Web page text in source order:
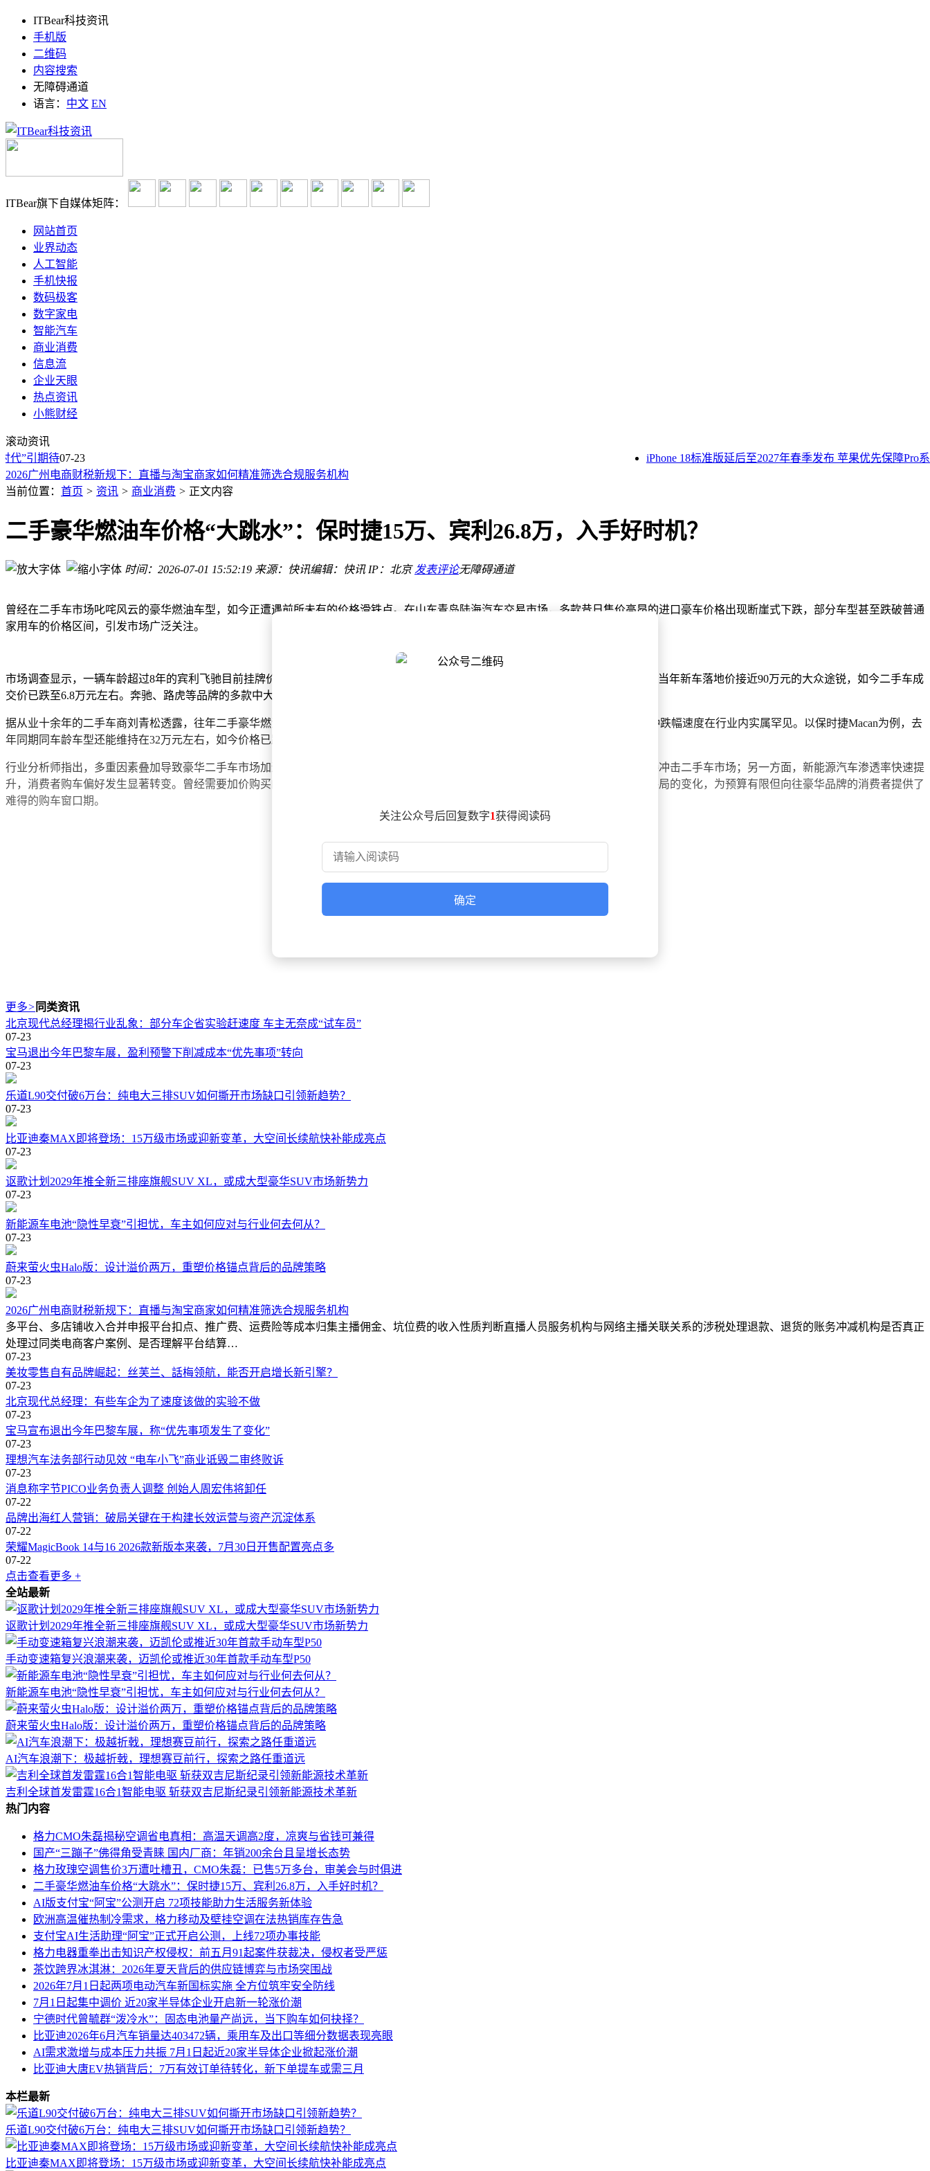
ITBear科技资讯
手机版
二维码
内容搜索
无障碍通道
语言： 中文 EN
ITBear旗下自媒体矩阵：
网站首页
业界动态
人工智能
手机快报
数码极客
数字家电
智能汽车
商业消费
信息流
企业天眼
热点资讯
小熊财经
滚动资讯
”引期待07-23 iPhone 18标准版延后至2027年春季发布 苹果优先保障Pro系
理想汽车法务部行动见效 “电车小飞”商业诋毁二审终败诉
乐道L90交付破6万台：纯电大三排SUV如何撕开市场缺口引领新趋势？
比亚迪秦MAX即将登场：15万级市场或迎新变革，大空间长续航快补能成亮点
新能源车电池“隐性早衰”引担忧，车主如何应对与行业何去何从？
蔚来萤火虫Halo版：设计溢价两万，重塑价格锚点背后的品牌策略
2026广州电商财税新规下：直播与淘宝商家如何精准筛选合规服务机构
美妆零售自有品牌崛起：丝芙兰、話梅领航，能否开启增长新引擎？
宝马宣布退出今年巴黎车展，称“优先事项发生了变化”
理想汽车法务部行动见效 “电车小飞”商业诋毁二审终败诉
当前位置： 首页 > 资讯 > 商业消费 > 正文内容
二手豪华燃油车价格“大跳水”：保时捷15万、宾利26.8万，入手好时机？
时间：2026-07-01 15:52:19 来源：快讯编辑：快讯 IP：北京 发表评论无障碍通道
曾经在二手车市场叱咤风云的豪华燃油车型，如今正遭遇前所未有的价格滑铁卢。在山东青岛陆海汽车交易市场，多款昔日售价高昂的进口豪车价格出现断崖式下跌，部分车型甚至跌破普通
家用车的价格区间，引发市场广泛关注。
市场调查显示，一辆车龄超过8年的宾利飞驰目前挂牌价仅26.8万元，而同车龄的保时捷Macan售价更是低至15万元。更令人震惊的是，当年新车落地价接近90万元的大众途锐，如今二手车成
交价已跌至6.8万元左右。奔驰、路虎等品牌的多款中大型豪华SUV也出现类似的价格跳水现象，部分车型价格较去年同期近乎腰斩。
据从业十余年的二手车商刘青松透露，往年二手豪华燃油车的年折旧率通常控制在30%以内，但今年5月单月折旧幅度就达到30%，这种跌幅速度在行业内实属罕见。以保时捷Macan为例，去
年同期同车龄车型还能维持在32万元左右，如今价格已跌去一半；宾利飞驰的挂牌价也从55万元区间大幅下探。
行业分析师指出，多重因素叠加导致豪华二手车市场加速洗牌。一方面，新车市场持续加大促销力度，部分豪华品牌新车价格下探直接冲击二手车市场；另一方面，新能源汽车渗透率快速提
升，消费者购车偏好发生显著转变。曾经需要加价购买的热门车型，如今在二手车市场也不得不通过大幅降价来吸引买家。这种市场格局的变化，为预算有限但向往豪华品牌的消费者提供了
难得的购车窗口期。
关注公众号后回复数字1获得阅读码
确定
更多> 同类资讯
北京现代总经理揭行业乱象：部分车企省实验赶速度 车主无奈成“试车员”
07-23
宝马退出今年巴黎车展，盈利预警下削减成本“优先事项”转向
07-23
乐道L90交付破6万台：纯电大三排SUV如何撕开市场缺口引领新趋势？
07-23
比亚迪秦MAX即将登场：15万级市场或迎新变革，大空间长续航快补能成亮点
07-23
讴歌计划2029年推全新三排座旗舰SUV XL，或成大型豪华SUV市场新势力
07-23
新能源车电池“隐性早衰”引担忧，车主如何应对与行业何去何从？
07-23
蔚来萤火虫Halo版：设计溢价两万，重塑价格锚点背后的品牌策略
07-23
2026广州电商财税新规下：直播与淘宝商家如何精准筛选合规服务机构
多平台、多店铺收入合并申报平台扣点、推广费、运费险等成本归集主播佣金、坑位费的收入性质判断直播人员服务机构与网络主播关联关系的涉税处理退款、退货的账务冲减机构是否真正
处理过同类电商客户案例、是否理解平台结算…
07-23
美妆零售自有品牌崛起：丝芙兰、話梅领航，能否开启增长新引擎？
07-23
北京现代总经理：有些车企为了速度该做的实验不做
07-23
宝马宣布退出今年巴黎车展，称“优先事项发生了变化”
07-23
理想汽车法务部行动见效 “电车小飞”商业诋毁二审终败诉
07-23
消息称字节PICO业务负责人调整 创始人周宏伟将卸任
07-22
品牌出海红人营销：破局关键在于构建长效运营与资产沉淀体系
07-22
荣耀MagicBook 14与16 2026款新版本来袭，7月30日开售配置亮点多
07-22
点击查看更多 +
全站最新
讴歌计划2029年推全新三排座旗舰SUV XL，或成大型豪华SUV市场新势力
手动变速箱复兴浪潮来袭，迈凯伦或推近30年首款手动车型P50
新能源车电池“隐性早衰”引担忧，车主如何应对与行业何去何从？
蔚来萤火虫Halo版：设计溢价两万，重塑价格锚点背后的品牌策略
AI汽车浪潮下：极越折戟，理想赛豆前行，探索之路任重道远
吉利全球首发雷霆16合1智能电驱 斩获双吉尼斯纪录引领新能源技术革新
热门内容
格力CMO朱磊揭秘空调省电真相：高温天调高2度，凉爽与省钱可兼得
国产“三蹦子”佛得角受青睐 国内厂商：年销200余台且呈增长态势
格力玫瑰空调售价3万遭吐槽丑，CMO朱磊：已售5万多台，审美会与时俱进
二手豪华燃油车价格“大跳水”：保时捷15万、宾利26.8万，入手好时机？
AI版支付宝“阿宝”公测开启 72项技能助力生活服务新体验
欧洲高温催热制冷需求，格力移动及壁挂空调在法热销库存告急
支付宝AI生活助理“阿宝”正式开启公测，上线72项办事技能
格力电器重拳出击知识产权侵权：前五月91起案件获裁决，侵权者受严惩
茶饮跨界冰淇淋：2026年夏天背后的供应链博弈与市场突围战
2026年7月1日起两项电动汽车新国标实施 全方位筑牢安全防线
7月1日起集中调价 近20家半导体企业开启新一轮涨价潮
宁德时代曾毓群“泼冷水”：固态电池量产尚远，当下购车如何抉择？
比亚迪2026年6月汽车销量达403472辆，乘用车及出口等细分数据表现亮眼
AI需求激增与成本压力共振 7月1日起近20家半导体企业掀起涨价潮
比亚迪大唐EV热销背后：7万有效订单待转化，新下单提车或需三月
本栏最新
乐道L90交付破6万台：纯电大三排SUV如何撕开市场缺口引领新趋势？
比亚迪秦MAX即将登场：15万级市场或迎新变革，大空间长续航快补能成亮点